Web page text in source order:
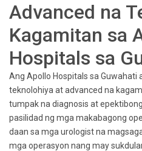
Advanced na
Kagamitan sa
Hospitals sa
Ang Apollo Hospitals sa Guwahati
teknolohiya at advanced na
tumpak na diagnosis at
pasilidad ng mga makabagong
daan sa mga urologist na
mga operasyon nang may